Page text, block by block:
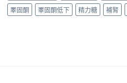
完
睪固酮
睪固酮低下 精力糖 補腎